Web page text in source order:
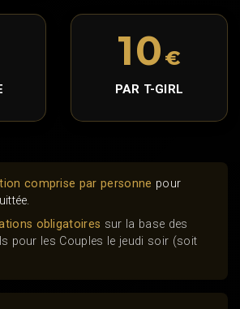
10 €
PAR T-GIRL
comprise par personne pour
obligatoires sur la base des
pour les Couples le jeudi soir (soit